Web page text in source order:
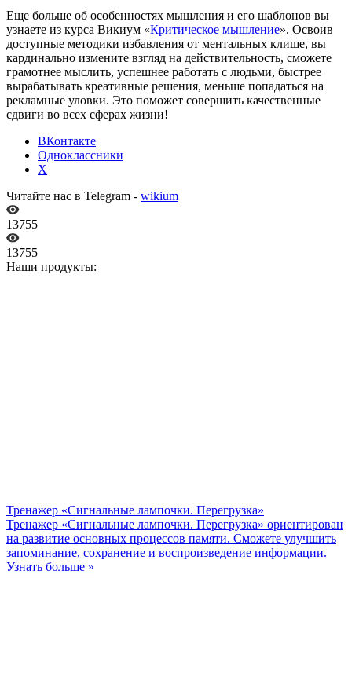
Еще больше об особенностях мышления и его шаблонов вы
узнаете из курса Викиум «Критическое мышление». Освоив
доступные методики избавления от ментальных клише, вы
кардинально измените взгляд на действительность, сможете
грамотнее мыслить, успешнее работать с людьми, быстрее
вырабатывать креативные решения, меньше попадаться на
рекламные уловки. Это поможет совершить качественные
сдвиги во всех сферах жизни!
ВКонтакте
Одноклассники
X
Читайте нас в Telegram - wikium
13755
13755
Наши продукты:
Тренажер «Сигнальные лампочки. Перегрузка»
Тренажер «Сигнальные лампочки. Перегрузка» ориентирован
на развитие основных процессов памяти. Сможете улучшить
запоминание, сохранение и воспроизведение информации.
Узнать больше »